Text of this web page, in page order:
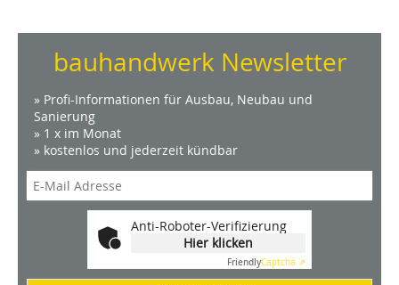
bauhandwerk Newsletter
» Profi-Informationen für Ausbau, Neubau und
Sanierung
» 1 x im Monat
» kostenlos und jederzeit kündbar
Anti-Roboter-Verifizierung
Hier klicken
FriendlyCaptcha ⇗